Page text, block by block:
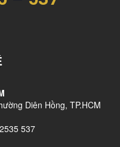
Diên Hồng, TP.HCM
537